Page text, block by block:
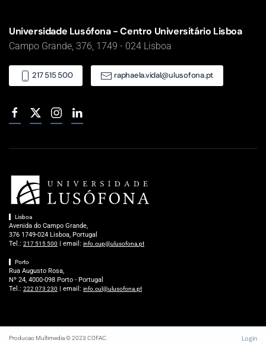
Universidade Lusófona - Centro Universitário Lisboa
Campo Grande, 376, 1749 - 024 Lisboa
217 515 500 raphaela.vidal@ulusofona.pt
Lisboa
Avenida do Campo Grande,
376 1749-024 Lisboa, Portugal
Tel.: 217 515 500 | email: info.cup@ulusofona.pt
Porto
Rua Augusto Rosa,
Nº 24, 4000-098 Porto - Portugal
Tel.: 222 073 230 | email: info.cul@ulusofona.pt
Producao Multimedia © 2023 COFAC. Login